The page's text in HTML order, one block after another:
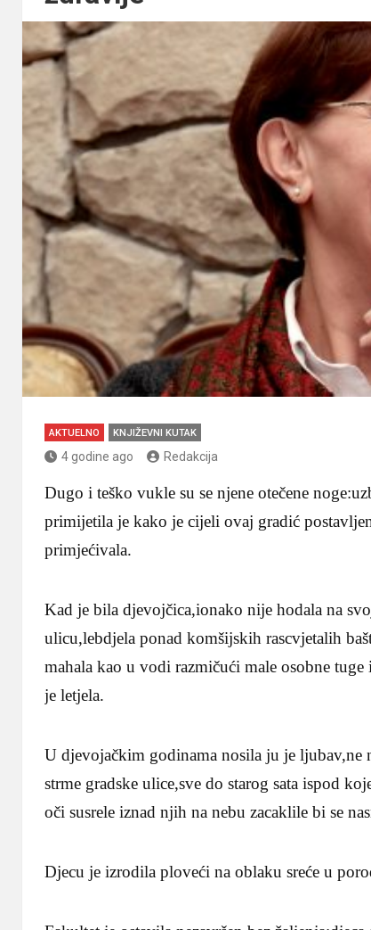
AKTUELNO KNJIŽEVNI KUTAK
4 godine ago Redakcija
Dugo i teško vukle su se njene otečene
primijetila je kako je cijeli ovaj gradić
primjećivala.
Kad je bila djevojčica,ionako nije hodala na
ulicu,lebdjela ponad komšijskih rascvjetalih
mahala kao u vodi razmičući male osobne
je letjela.
U djevojačkim godinama nosila ju je ljubav,ne
strme gradske ulice,sve do starog sata ispod
oči susrele iznad njih na nebu zacaklile bi se
Djecu je izrodila ploveći na oblaku sreće u